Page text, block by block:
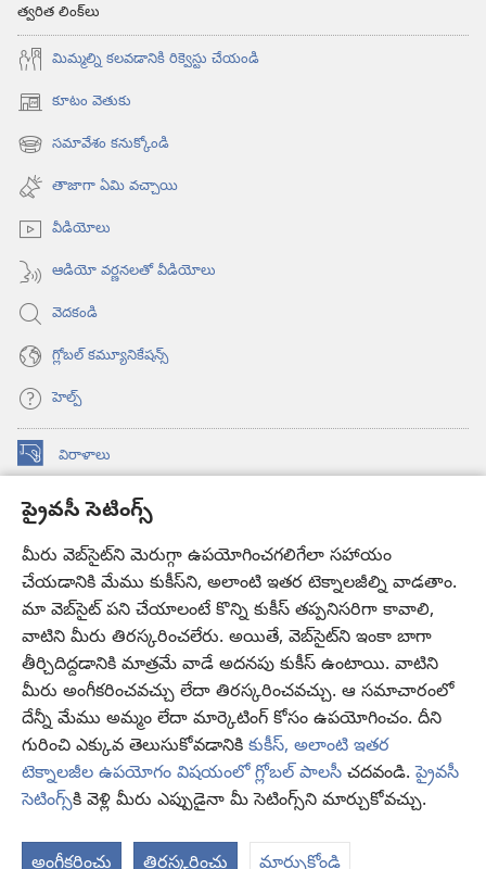
ప్రైవసీ సెటింగ్స్
మీరు వెబ్‌సైట్‌ని మెరుగ్గా ఉపయోగించగలిగేలా సహాయం
చేయడానికి మేము కుకీస్‌ని, అలాంటి ఇతర టెక్నాలజీల్ని వాడతాం.
మా వెబ్‌సైట్‌ పని చేయాలంటే కొన్ని కుకీస్‌ తప్పనిసరిగా కావాలి,
వాటిని మీరు తిరస్కరించలేరు. అయితే, వెబ్‌సైట్‌ని ఇంకా బాగా
తీర్చిదిద్దడానికి మాత్రమే వాడే అదనపు కుకీస్‌ ఉంటాయి. వాటిని
మీరు అంగీకరించవచ్చు లేదా తిరస్కరించవచ్చు. ఆ సమాచారంలో
దేన్నీ మేము అమ్మం లేదా మార్కెటింగ్‌ కోసం ఉపయోగించం. దీని
గురించి ఎక్కువ తెలుసుకోవడానికి కుకీస్, అలాంటి ఇతర
టెక్నాలజీల ఉపయోగం విషయంలో గ్లోబల్ పాలసీ చదవండి.ప్రైవసీ
సెటింగ్స్‌కి వెళ్లి మీరు ఎప్పుడైనా మీ సెటింగ్స్‌ని మార్చుకోవచ్చు.
త్వరిత లింక్‌లు
మిమ్మల్ని కలవడానికి రిక్వెస్టు చేయండి
కూటం వెతుకు
(కొత్త
విండో
ఓపెన్‌
అవుతుంది)
సమావేశం కనుక్కోండి
(కొత్త
విండో
ఓపెన్‌
అవుతుంది)
తాజాగా ఏమి వచ్చాయి
వీడియోలు
ఆడియో వర్ణనలతో వీడియోలు
వెదకండి
గ్లోబల్‌ కమ్యూనికేషన్స్‌
హెల్ప్‌
విరాళాలు
(కొత్త
ఓపెన్‌ కావలికోట ఆన్‌లైన్‌ లైబ్రరీ
(కొత్త
విండో
ఓపెన్‌
అవుతుంది)
JW Hub
(కొత్త
విండో
ఓపెన్‌
అవుతుంది)
JW లైబ్రరీ
కావలికోట లైబ్రరీ
Copyright© 2026 Watch Tower Bible and Tract Society of Pennsylvania.
వినియోగంపై షరతులు| ప్రైవసీ పాలసీ| ప్రైవసీ సెటింగ్స్